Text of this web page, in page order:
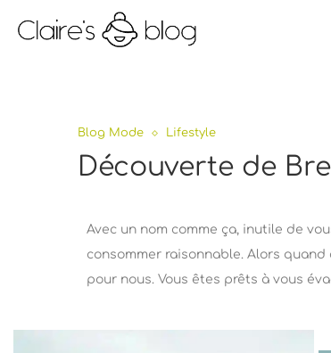
Blog Mode Lifestyle
Découverte de
Avec un nom comme ça, inutile de
consommer raisonnable. Alors
pour nous. Vous êtes prêts à vous